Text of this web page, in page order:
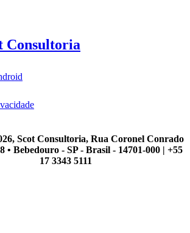
Consultoria
Scot Consultoria, Rua Coronel Conrado
• Bebedouro - SP - Brasil - 14701-000 | +55
17 3343 5111